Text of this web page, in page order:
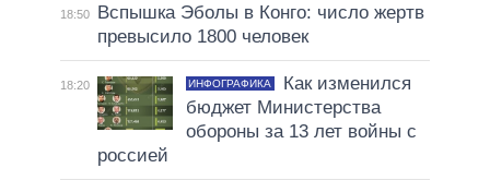
18:50
Вспышка Эболы в Конго: число жертв
превысило 1800 человек
18:20 ИНФОГРАФИКА
Как изменился
бюджет Министерства
обороны за 13 лет войны с
россией